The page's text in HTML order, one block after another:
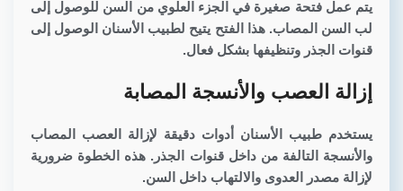
يتم عمل فتحة صغيرة في الجزء العلوي من السن للوصول إلى
لب السن المصاب. هذا الفتح يتيح لطبيب الأسنان الوصول إلى
قنوات الجذر وتنظيفها بشكل فعال.
إزالة العصب والأنسجة المصابة
يستخدم طبيب الأسنان أدوات دقيقة لإزالة العصب المصاب
والأنسجة التالفة من داخل قنوات الجذر. هذه الخطوة ضرورية
لإزالة مصدر العدوى والالتهاب داخل السن.